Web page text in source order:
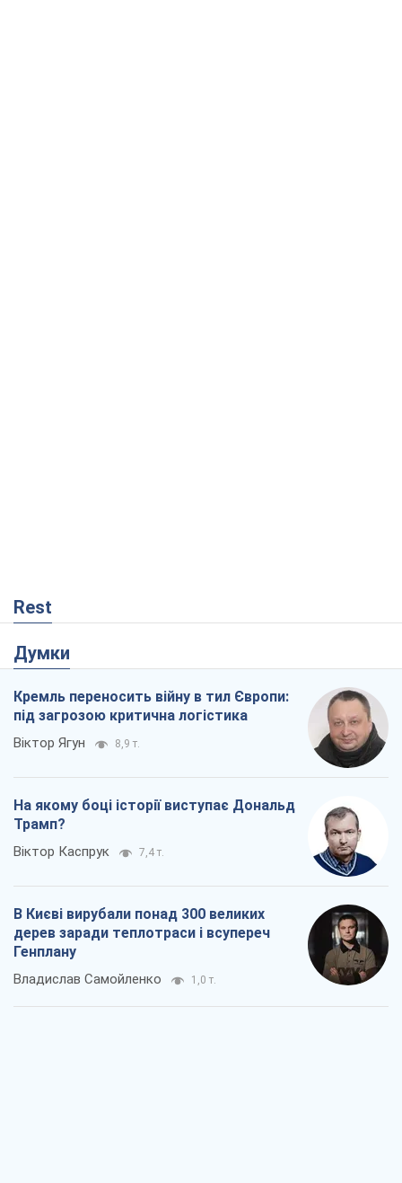
Rest
Думки
Кремль переносить війну в тил Європи:
під загрозою критична логістика
Віктор Ягун 8,9 т.
На якому боці історії виступає Дональд
Трамп?
Віктор Каспрук 7,4 т.
В Києві вирубали понад 300 великих
дерев заради теплотраси і всупереч
Генплану
Владислав Самойленко 1,0 т.